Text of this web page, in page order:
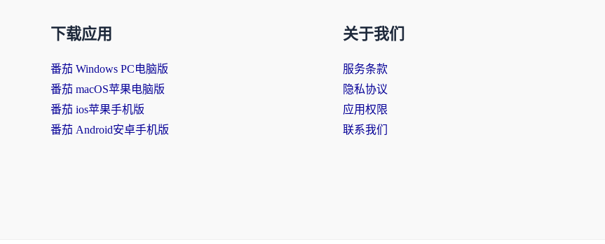
下载应用
番茄 Windows PC电脑版
番茄 macOS苹果电脑版
番茄 ios苹果手机版
番茄 Android安卓手机版
关于我们
服务条款
隐私协议
应用权限
联系我们